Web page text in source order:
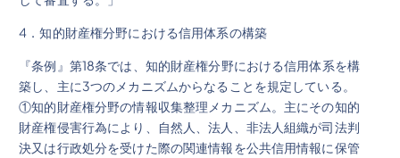
4．知的財産権分野における信用体系の構築
『条例』第18条では、知的財産権分野における信用体系を構
築し、主に3つのメカニズムからなることを規定している。
①知的財産権分野の情報収集整理メカニズム。主にその知的
財産権侵害行為により、自然人、法人、非法人組織が司法判
決又は行政処分を受けた際の関連情報を公共信用情報に保管